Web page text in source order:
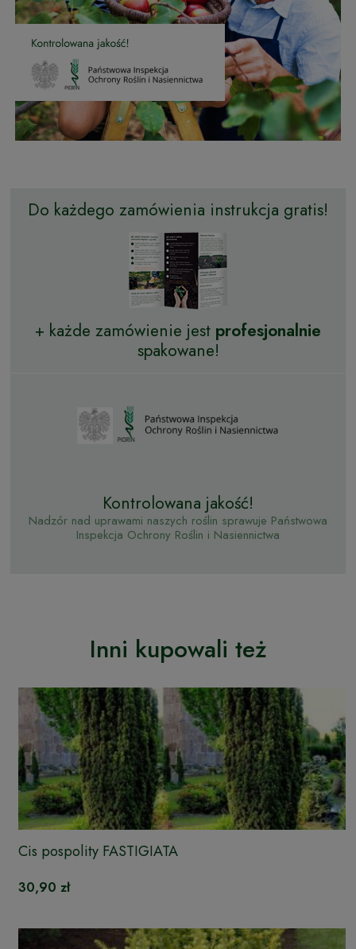
Do każdego zamówienia instrukcja gratis!
+ każde zamówienie jest profesjonalnie
spakowane!
Kontrolowana jakość!
Nadzór nad uprawami naszych roślin sprawuje Państwowa
Inspekcja Ochrony Roślin i Nasiennictwa
Inni kupowali też
Cis pospolity FASTIGIATA
30,90 zł